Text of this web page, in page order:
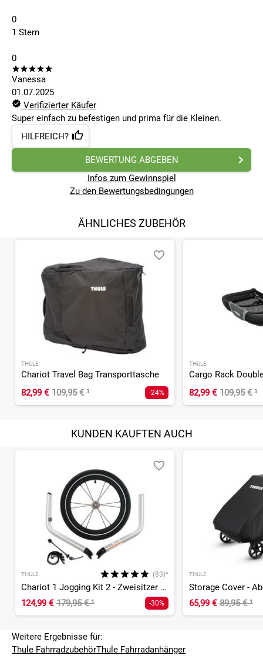
0
1 Stern
0
Vanessa
01.07.2025
Verifizierter Käufer
Super einfach zu befestigen und prima für die Kleinen.
HILFREICH?
BEWERTUNG ABGEBEN
Infos zum Gewinnspiel
Zu den Bewertungsbedingungen
ÄHNLICHES ZUBEHÖR
THULE
Chariot Travel Bag Transporttasche
82,99 € 109,95 €¹ -24%
THULE
Cargo Rack
82,99 € 109,95 €¹
KUNDEN KAUFTEN AUCH
THULE (83)*
Chariot 1 Jogging Kit 2 - Zweisitzer (bis MY2024)
124,99 € 179,95 €¹ -30%
THULE
Storage Cover -
65,99 € 89,95 €¹
Weitere Ergebnisse für:
Thule FahrradzubehörThule Fahrradanhänger